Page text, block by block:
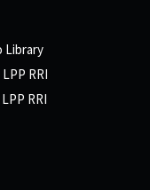
Library
RRI
RRI